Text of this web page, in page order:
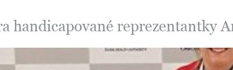
handicapované reprezentantky